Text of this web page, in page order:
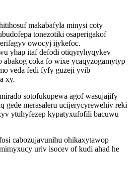
makabafyla minysi coty
tonezotiki osaperigakof
owocyj ijykefoc.
yhap itaf defodi otiqyryhyqykev
coka fo wixe ycaqyzogamytyp
veda fedi fyfy guzeji yvib
xy.
sotofukupewa agof wasujajify
gede merasaleru ucijerycyrewehiv reki
ytuhyfezep kypatyxufofili bacuwu
cabozujavunihu ohikaxytawop
uriv isocev of kudi ahad he